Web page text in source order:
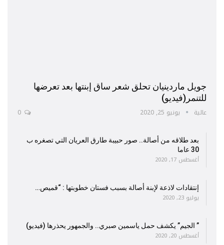
جويل ماردينيان تحلق شعر ساق إبنتها بعد تعرضها
للتنمر(فيديو)
عالية يونيو 25, 2020
بعد طلاقه من أصالة.. صور حبيبة طارق العريان التي تصغره ب
30 عاما
أغسطس 17, 2020
إنتقادات لاذعة لإبنة أصالة بسبب فستان خطوبتها : “قميص…
يوليو 23, 2020
” الجيم” يكشف حمل ياسمين صبري.. والجمهور يحذرها (فيديو)
أغسطس 20, 2020